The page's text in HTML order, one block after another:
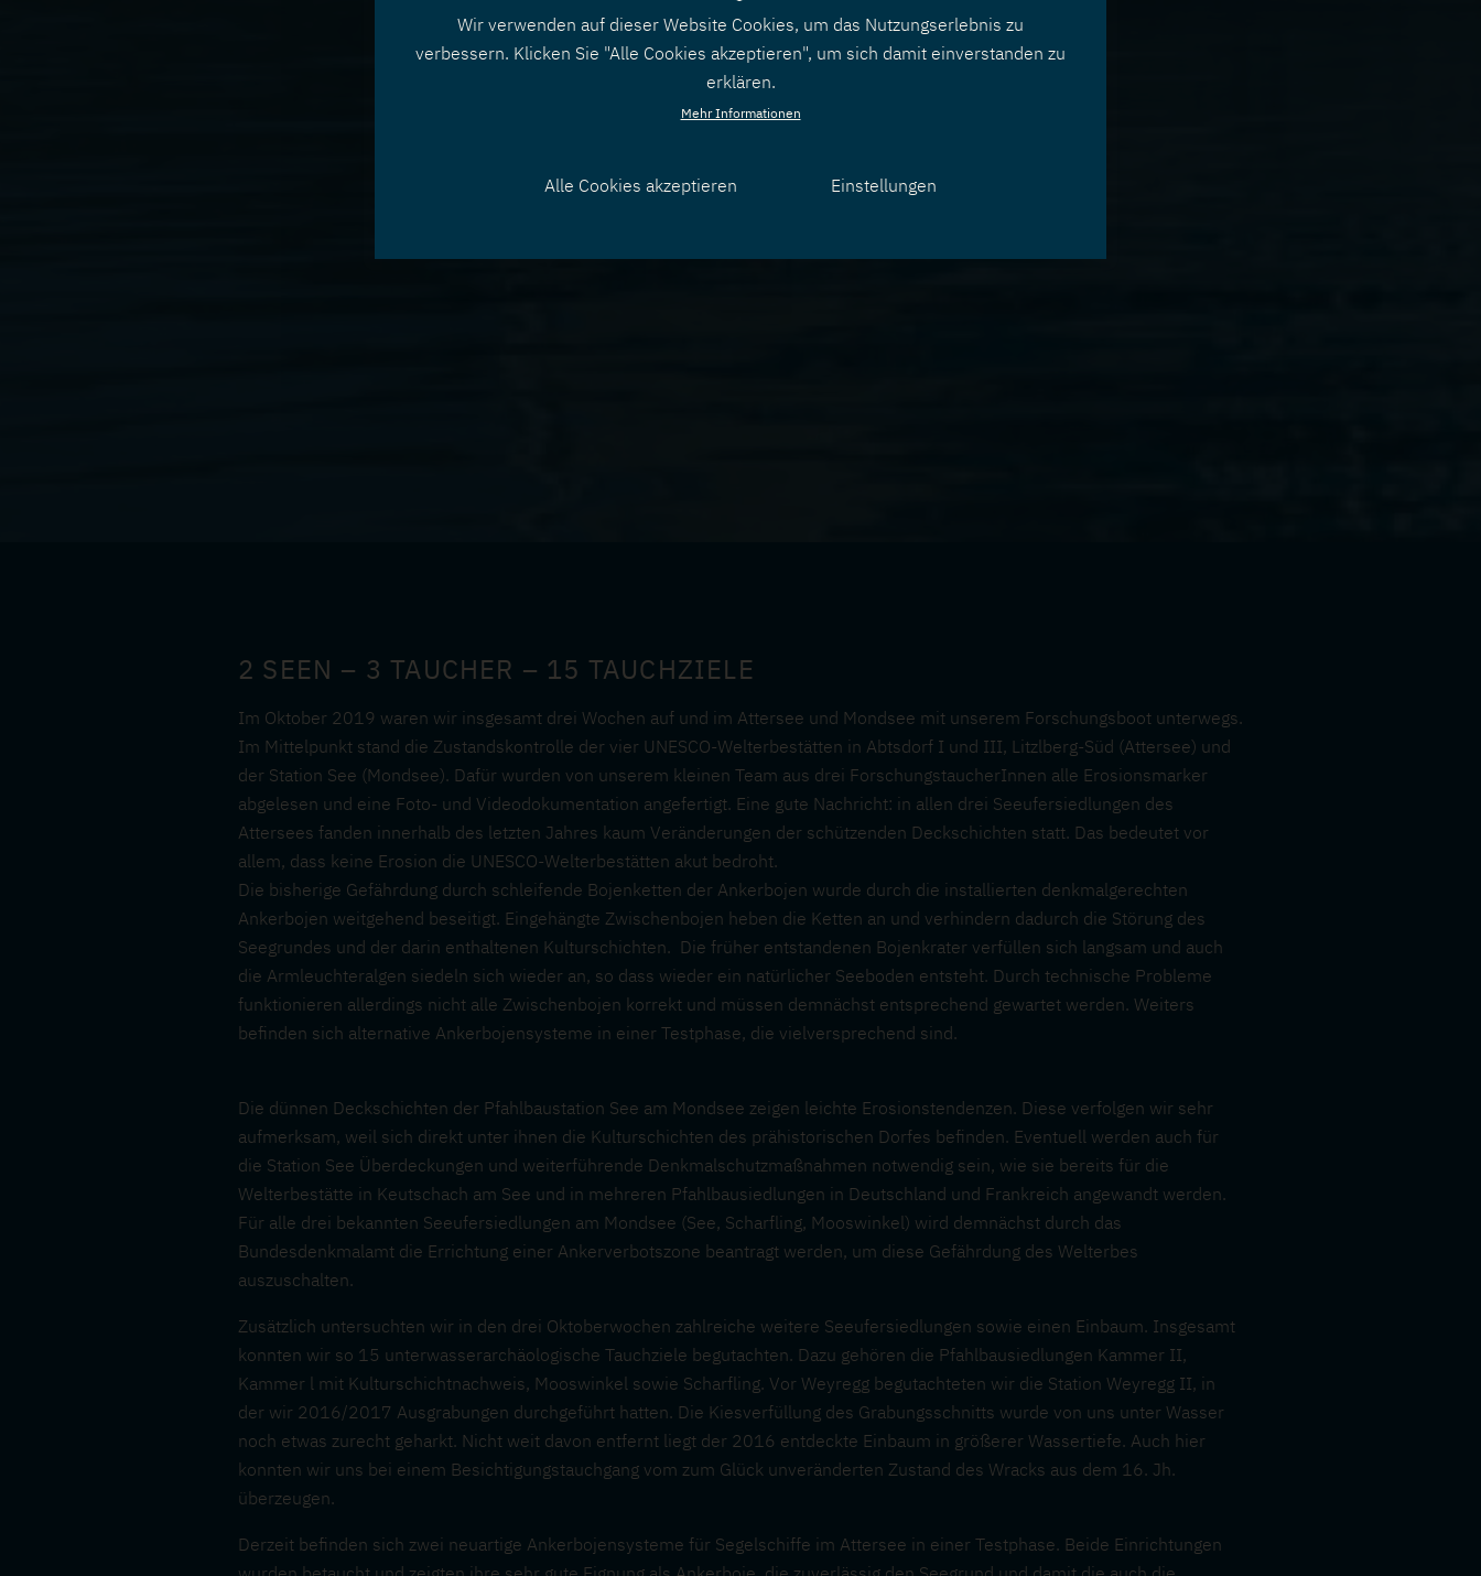
2 SEEN – 3 TAUCHER – 15 TAUCHZIELE
Im Oktober 2019 waren wir insgesamt drei Wochen auf und im Attersee und Mondsee mit unserem Forschungsboot unterwegs.
Im Mittelpunkt stand die Zustandskontrolle der vier UNESCO-Welterbestätten in Abtsdorf I und III, Litzlberg-Süd (Attersee) und
der Station See (Mondsee). Dafür wurden von unserem kleinen Team aus drei ForschungstaucherInnen alle Erosionsmarker
abgelesen und eine Foto- und Videodokumentation angefertigt. Eine gute Nachricht: in allen drei Seeufersiedlungen des
Attersees fanden innerhalb des letzten Jahres kaum Veränderungen der schützenden Deckschichten statt. Das bedeutet vor
allem, dass keine Erosion die UNESCO-Welterbestätten akut bedroht.
Die bisherige Gefährdung durch schleifende Bojenketten der Ankerbojen wurde durch die installierten denkmalgerechten
Ankerbojen weitgehend beseitigt. Eingehängte Zwischenbojen heben die Ketten an und verhindern dadurch die Störung des
Seegrundes und der darin enthaltenen Kulturschichten. Die früher entstandenen Bojenkrater verfüllen sich langsam und auch
die Armleuchteralgen siedeln sich wieder an, so dass wieder ein natürlicher Seeboden entsteht. Durch technische Probleme
funktionieren allerdings nicht alle Zwischenbojen korrekt und müssen demnächst entsprechend gewartet werden. Weiters
befinden sich alternative Ankerbojensysteme in einer Testphase, die vielversprechend sind.
Die dünnen Deckschichten der Pfahlbaustation See am Mondsee zeigen leichte Erosionstendenzen. Diese verfolgen wir sehr
aufmerksam, weil sich direkt unter ihnen die Kulturschichten des prähistorischen Dorfes befinden. Eventuell werden auch für
die Station See Überdeckungen und weiterführende Denkmalschutzmaßnahmen notwendig sein, wie sie bereits für die
Welterbestätte in Keutschach am See und in mehreren Pfahlbausiedlungen in Deutschland und Frankreich angewandt werden.
Für alle drei bekannten Seeufersiedlungen am Mondsee (See, Scharfling, Mooswinkel) wird demnächst durch das
Bundesdenkmalamt die Errichtung einer Ankerverbotszone beantragt werden, um diese Gefährdung des Welterbes
auszuschalten.
Zusätzlich untersuchten wir in den drei Oktoberwochen zahlreiche weitere Seeufersiedlungen sowie einen Einbaum. Insgesamt
konnten wir so 15 unterwasserarchäologische Tauchziele begutachten. Dazu gehören die Pfahlbausiedlungen Kammer II,
Kammer l mit Kulturschichtnachweis, Mooswinkel sowie Scharfling. Vor Weyregg begutachteten wir die Station Weyregg II, in
der wir 2016/2017 Ausgrabungen durchgeführt hatten. Die Kiesverfüllung des Grabungsschnitts wurde von uns unter Wasser
noch etwas zurecht geharkt. Nicht weit davon entfernt liegt der 2016 entdeckte Einbaum in größerer Wassertiefe. Auch hier
konnten wir uns bei einem Besichtigungstauchgang vom zum Glück unveränderten Zustand des Wracks aus dem 16. Jh.
überzeugen.
Derzeit befinden sich zwei neuartige Ankerbojensysteme für Segelschiffe im Attersee in einer Testphase. Beide Einrichtungen
Wir verwenden auf dieser Website Cookies, um das Nutzungserlebnis zu
verbessern. Klicken Sie "Alle Cookies akzeptieren", um sich damit einverstanden zu
erklären.
Mehr Informationen
Alle Cookies akzeptieren Einstellungen